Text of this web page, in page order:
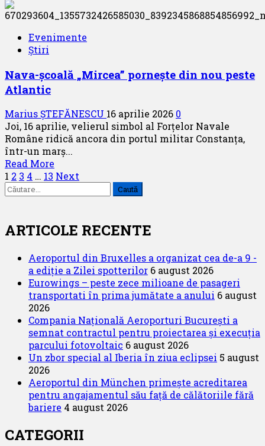
Join
se
într-
un
călătoriilor
Evenimente
Știri
Nava-școală „Mircea” pornește din nou peste
Atlantic
Marius ȘTEFĂNESCU 16 aprilie 2026 0
Joi, 16 aprilie, velierul simbol al Forțelor Navale
Române ridică ancora din portul militar Constanța,
într-un marș...
Read More
more
Nava-
„Mircea”
pornește
nou
peste
Atlantic
Paginație
articole
1 2 3 4 … 13 Next
Caută
după:
ARTICOLE RECENTE
Aeroportul din Bruxelles a organizat cea de-a 9 -
a ediție a Zilei spotterilor 6 august 2026
Eurowings – peste zece milioane de pasageri
transportati în prima jumătate a anului 6 august
2026
Compania Națională Aeroporturi București a
semnat contractul pentru proiectarea și execuția
parcului fotovoltaic 6 august 2026
Un zbor special al Iberia în ziua eclipsei 5 august
2026
Aeroportul din München primește acreditarea
pentru angajamentul său față de călătoriile fără
bariere 4 august 2026
CATEGORII